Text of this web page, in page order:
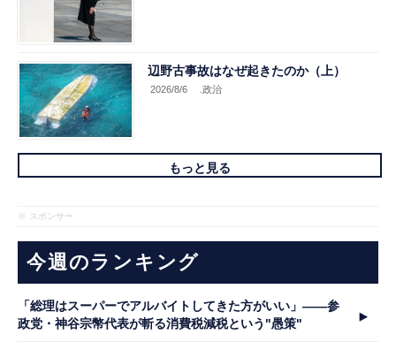
辺野古事故はなぜ起きたのか（上）
2026/8/6 .政治
もっと見る
※ スポンサー
今週のランキング
「総理はスーパーでアルバイトしてきた方がいい」――参
政党・神谷宗幣代表が斬る消費税減税という"愚策"